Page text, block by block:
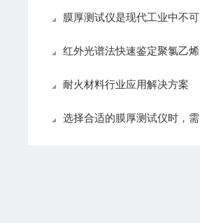
膜厚测试仪是现代工业中不可少的测量工具之一
红外光谱法快速鉴定聚氯乙烯塑料中增塑剂邻苯二甲酸酯
耐火材料行业应用解决方案
选择合适的膜厚测试仪时，需要考虑多个因素